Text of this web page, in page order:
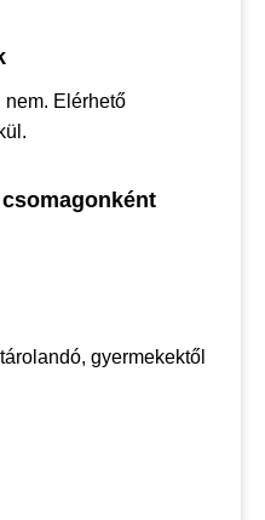
nem. Elérhető
gyermekektől